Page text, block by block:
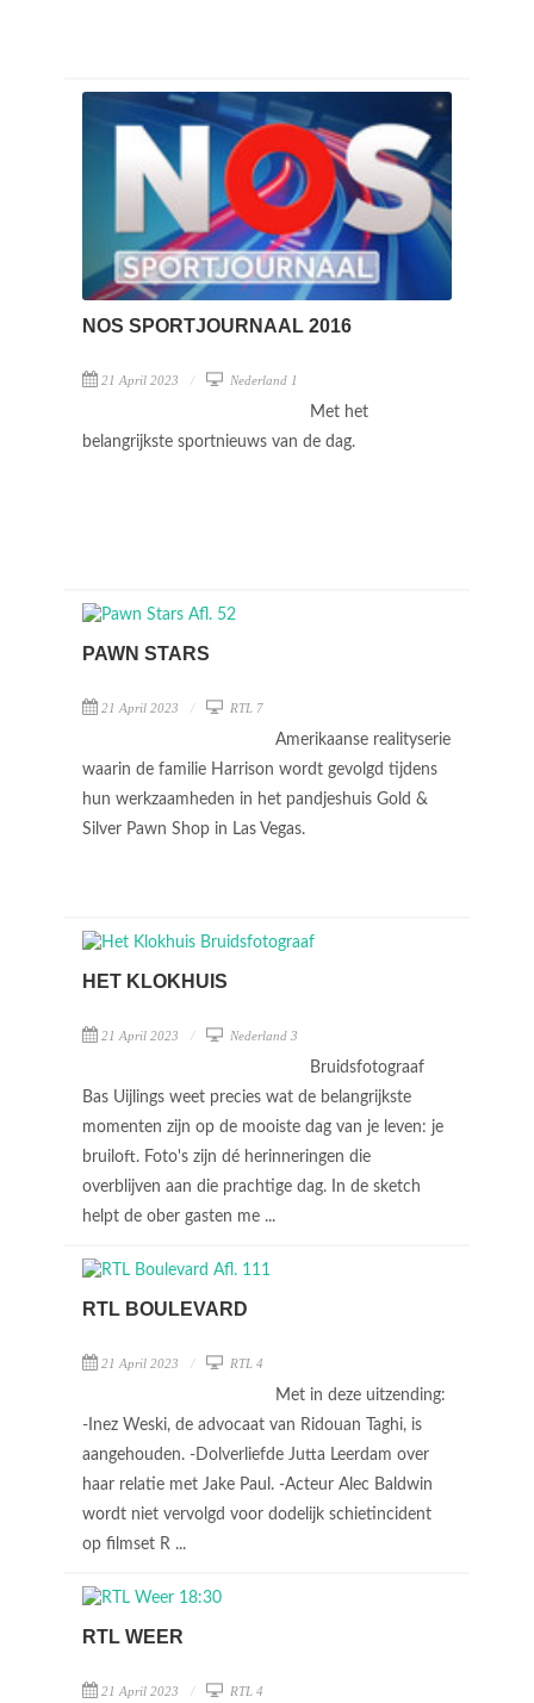
NOS SPORTJOURNAAL 2016
21 April 2023 Nederland 1
Met het
belangrijkste sportnieuws van de dag.
PAWN STARS
21 April 2023 RTL 7
Amerikaanse realityserie
waarin de familie Harrison wordt gevolgd tijdens
hun werkzaamheden in het pandjeshuis Gold &
Silver Pawn Shop in Las Vegas.
HET KLOKHUIS
21 April 2023 Nederland 3
Bruidsfotograaf
Bas Uijlings weet precies wat de belangrijkste
momenten zijn op de mooiste dag van je leven: je
bruiloft. Foto's zijn dé herinneringen die
overblijven aan die prachtige dag. In de sketch
helpt de ober gasten me ...
RTL BOULEVARD
21 April 2023 RTL 4
Met in deze uitzending:
-Inez Weski, de advocaat van Ridouan Taghi, is
aangehouden. -Dolverliefde Jutta Leerdam over
haar relatie met Jake Paul. -Acteur Alec Baldwin
wordt niet vervolgd voor dodelijk schietincident
op filmset R ...
RTL WEER
21 April 2023 RTL 4